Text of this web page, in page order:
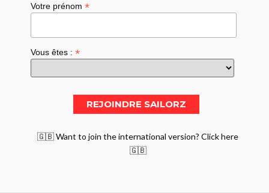
Votre prénom*
Vous êtes :*
🇬🇧 Want to join the international version? Click here
🇬🇧